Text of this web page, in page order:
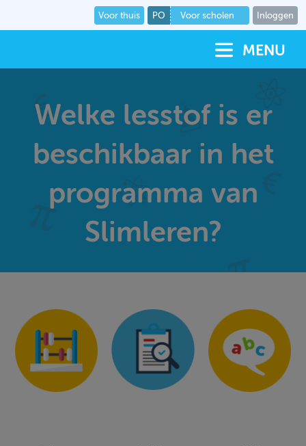
Voor thuis PO Voor scholen Inloggen
MENU
Welke lesstof is er
beschikbaar in het
programma van
Slimleren?